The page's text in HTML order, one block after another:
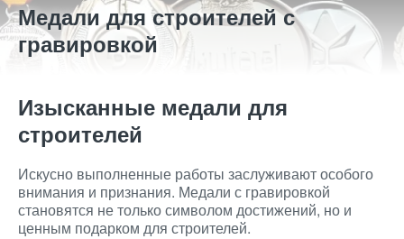
Медали для строителей с
гравировкой
Изысканные медали для
строителей
Искусно выполненные работы заслуживают особого
внимания и признания. Медали с гравировкой
становятся не только символом достижений, но и
ценным подарком для строителей.